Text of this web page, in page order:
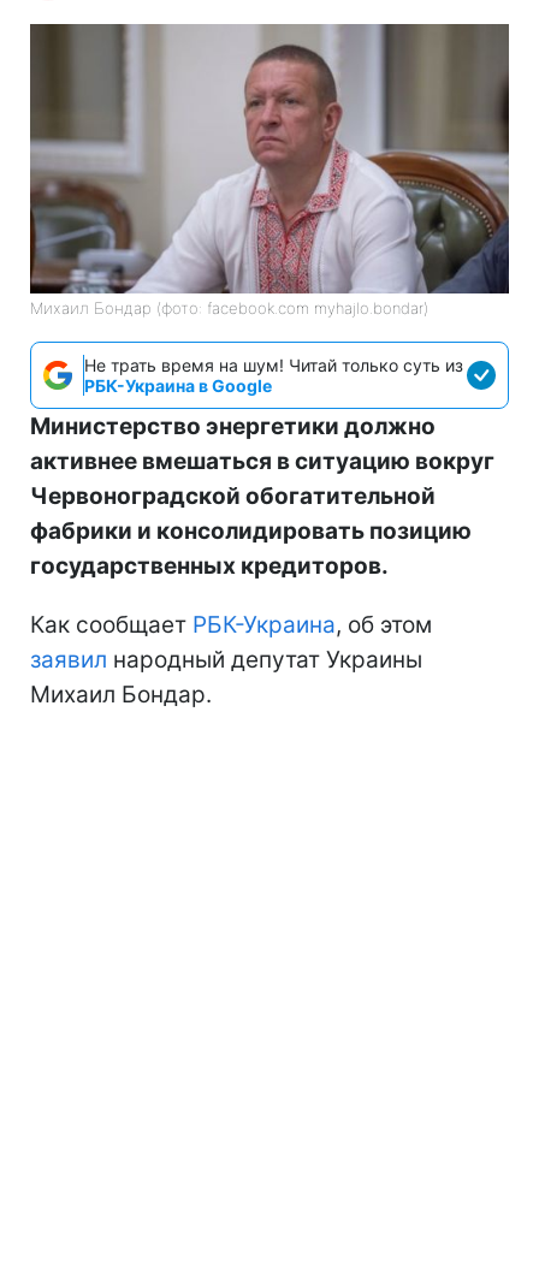
Михаил Бондар (фото: facebook.com myhajlo.bondar)
Не трать время на шум! Читай только суть из
РБК-Украина в Google
Министерство энергетики должно
активнее вмешаться в ситуацию вокруг
Червоноградской обогатительной
фабрики и консолидировать позицию
государственных кредиторов.
Как сообщает РБК-Украина, об этом
заявил народный депутат Украины
Михаил Бондар.